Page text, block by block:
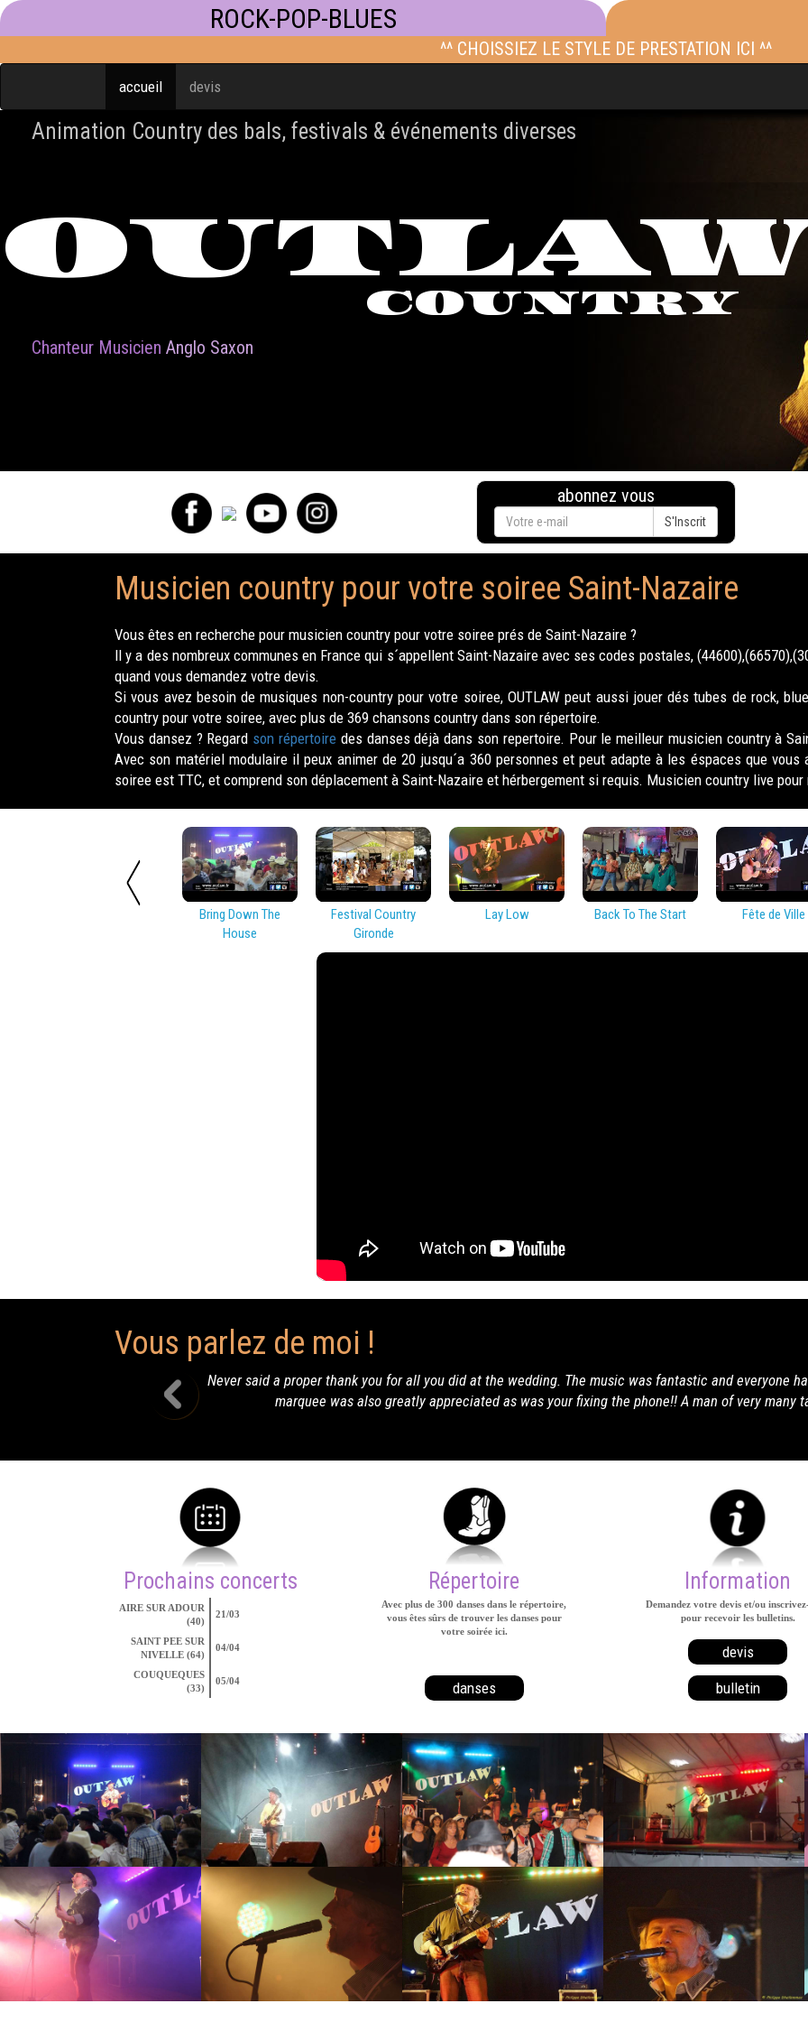
ROCK-POP-BLUES
^^ CHOISSIEZ LE STYLE DE PRESTATION ICI ^^
accueil devis
Animation Country des bals, festivals & événements diverses
COUNTRY
Chanteur Musicien Anglo Saxon
abonnez vous
S'Inscrit
Musicien country pour votre soiree Saint-Nazaire
Vous êtes en recherche pour musicien country pour votre soiree prés de Saint-Nazaire ?
Il y a des nombreux communes en France qui s´appellent Saint-Nazaire avec ses codes postales,
quand vous demandez votre devis.
Si vous avez besoin de musiques non-country pour votre soiree, OUTLAW peut aussi jouer dés tubes de rock,
country pour votre soiree, avec plus de 369 chansons country dans son répertoire.
Vous dansez ? Regard son répertoire des danses déjà dans son repertoire. Pour le meilleur musicien country à
Avec son matériel modulaire il peux animer de 20 jusqu´a 360 personnes et peut adapte à les éspaces que vous
soiree est TTC, et comprend son déplacement à Saint-Nazaire et hérbergement si requis. Musicien country live
Bring Down The
House
Festival Country
Gironde
Lay Low Back To The Start Fête de Ville
Vous parlez de moi !
said a proper thank you for all you did at the wedding. The music was fantastic and everyone had a great time. Your help with the
marquee was also greatly appreciated as was your fixing the phone!! A man of very many talents. Thanks again ..
Prochains concerts
AIRE SUR ADOUR
(40)
21/03
SAINT PEE SUR
NIVELLE (64)
04/04
COUQUEQUES
(33)
05/04
Répertoire
Avec plus de 300 danses dans le répertoire,
vous êtes sûrs de trouver les danses pour
votre soirée ici.
danses
Information
Demandez votre devis et/ou
pour recevoir les bulletins.
devis
bulletin